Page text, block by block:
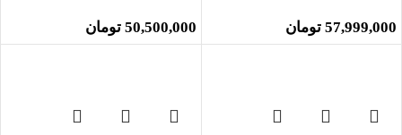
57,999,000 تومان 50,500,000 تومان